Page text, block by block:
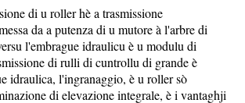
di u roller hè a trasmissione
da a putenza di u mutore à l'arbre di
l'embrague idraulicu è u modulu di
di rulli di cuntrollu di grande è
idraulica, l'ingranaggio, è u roller sò
di elevazione integrale, è i vantaghji